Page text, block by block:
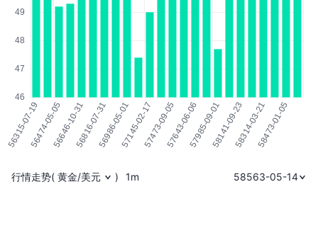
行情走势( 黄金/美元 ) 1m 58563-05-14